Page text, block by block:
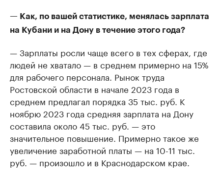
— Как, по вашей статистике, менялась зарплата
на Кубани и на Дону в течение этого года?
— Зарплаты росли чаще всего в тех сферах, где
людей не хватало — в среднем примерно на 15%
для рабочего персонала. Рынок труда
Ростовской области в начале 2023 года в
среднем предлагал порядка 35 тыс. руб. К
ноябрю 2023 года средняя зарплата на Дону
составила около 45 тыс. руб. — это
значительное повышение. Примерно такое же
увеличение заработной платы — на 10-11 тыс.
руб. — произошло и в Краснодарском крае.